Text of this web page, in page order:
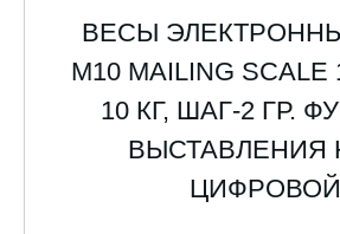
ВЕСЫ
M10 MAILING
10 КГ, ШАГ-2 ГР.
ВЫСТАВЛЕНИЯ
ЦИФРОВОЙ